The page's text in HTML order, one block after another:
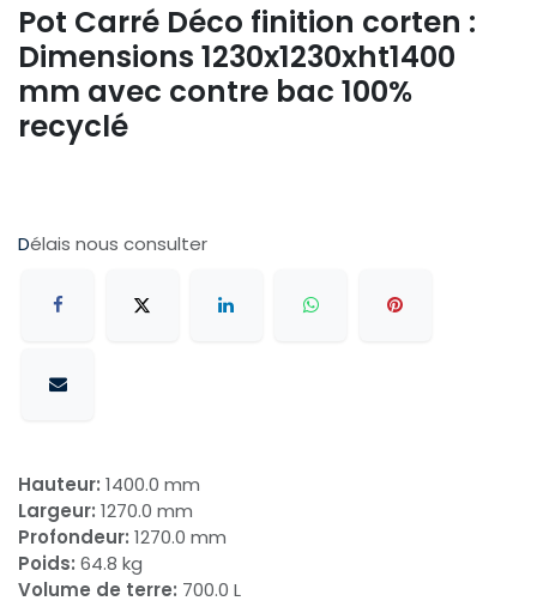
Pot Carré Déco finition corten :
Dimensions 1230x1230xht1400
mm avec contre bac 100%
recyclé
Délais nous consulter
Hauteur: 1400.0 mm
Largeur: 1270.0 mm
Profondeur: 1270.0 mm
Poids: 64.8 kg
Volume de terre: 700.0 L